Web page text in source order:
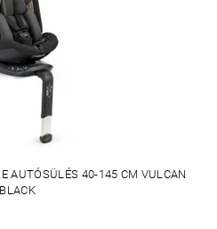
AUTÓSÜLÉS 40-145 CM VULCAN
BLACK